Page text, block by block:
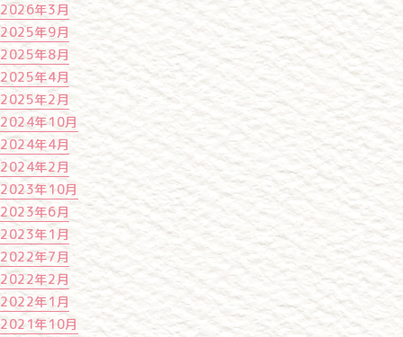
2026年3月
2025年9月
2025年8月
2025年4月
2025年2月
2024年10月
2024年4月
2024年2月
2023年10月
2023年6月
2023年1月
2022年7月
2022年2月
2022年1月
2021年10月